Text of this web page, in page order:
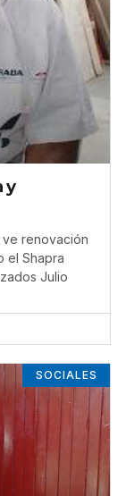
y
ve renovación
el Shapra
Julio
SOCIALES